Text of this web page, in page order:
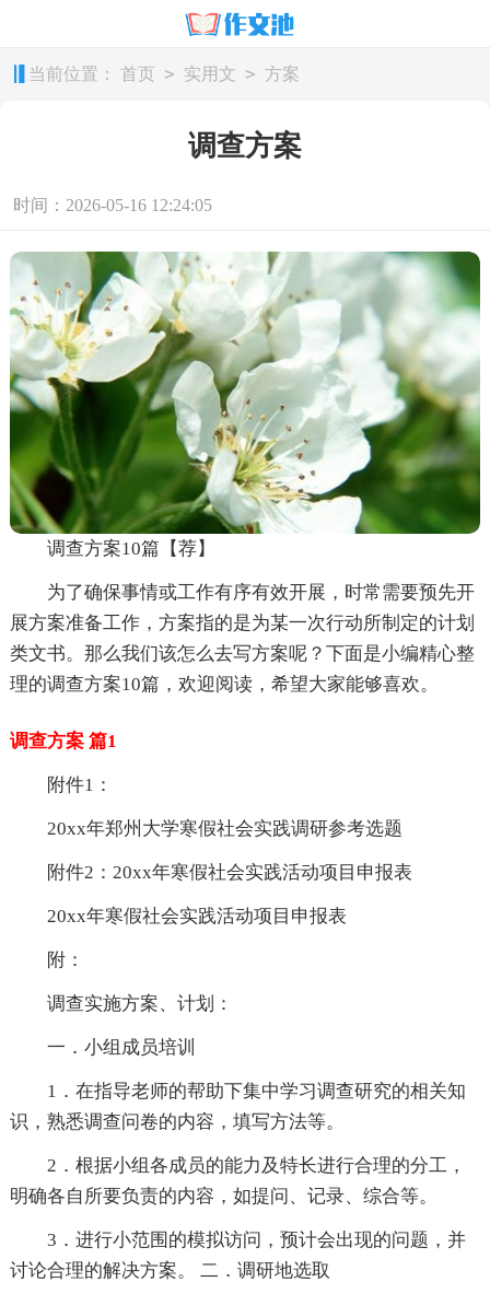
当前位置： 首页 > 实用文 > 方案
调查方案
时间：2026-05-16 12:24:05
调查方案10篇【荐】
为了确保事情或工作有序有效开展，时常需要预先开
展方案准备工作，方案指的是为某一次行动所制定的计划
类文书。那么我们该怎么去写方案呢？下面是小编精心整
理的调查方案10篇，欢迎阅读，希望大家能够喜欢。
调查方案 篇1
附件1：
20xx年郑州大学寒假社会实践调研参考选题
附件2：20xx年寒假社会实践活动项目申报表
20xx年寒假社会实践活动项目申报表
附：
调查实施方案、计划：
一．小组成员培训
1．在指导老师的帮助下集中学习调查研究的相关知
识，熟悉调查问卷的内容，填写方法等。
2．根据小组各成员的能力及特长进行合理的分工，
明确各自所要负责的内容，如提问、记录、综合等。
3．进行小范围的模拟访问，预计会出现的问题，并
讨论合理的解决方案。 二．调研地选取